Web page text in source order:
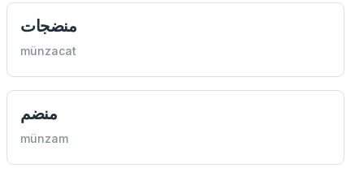
منضجات
münzacat
منضم
münzam